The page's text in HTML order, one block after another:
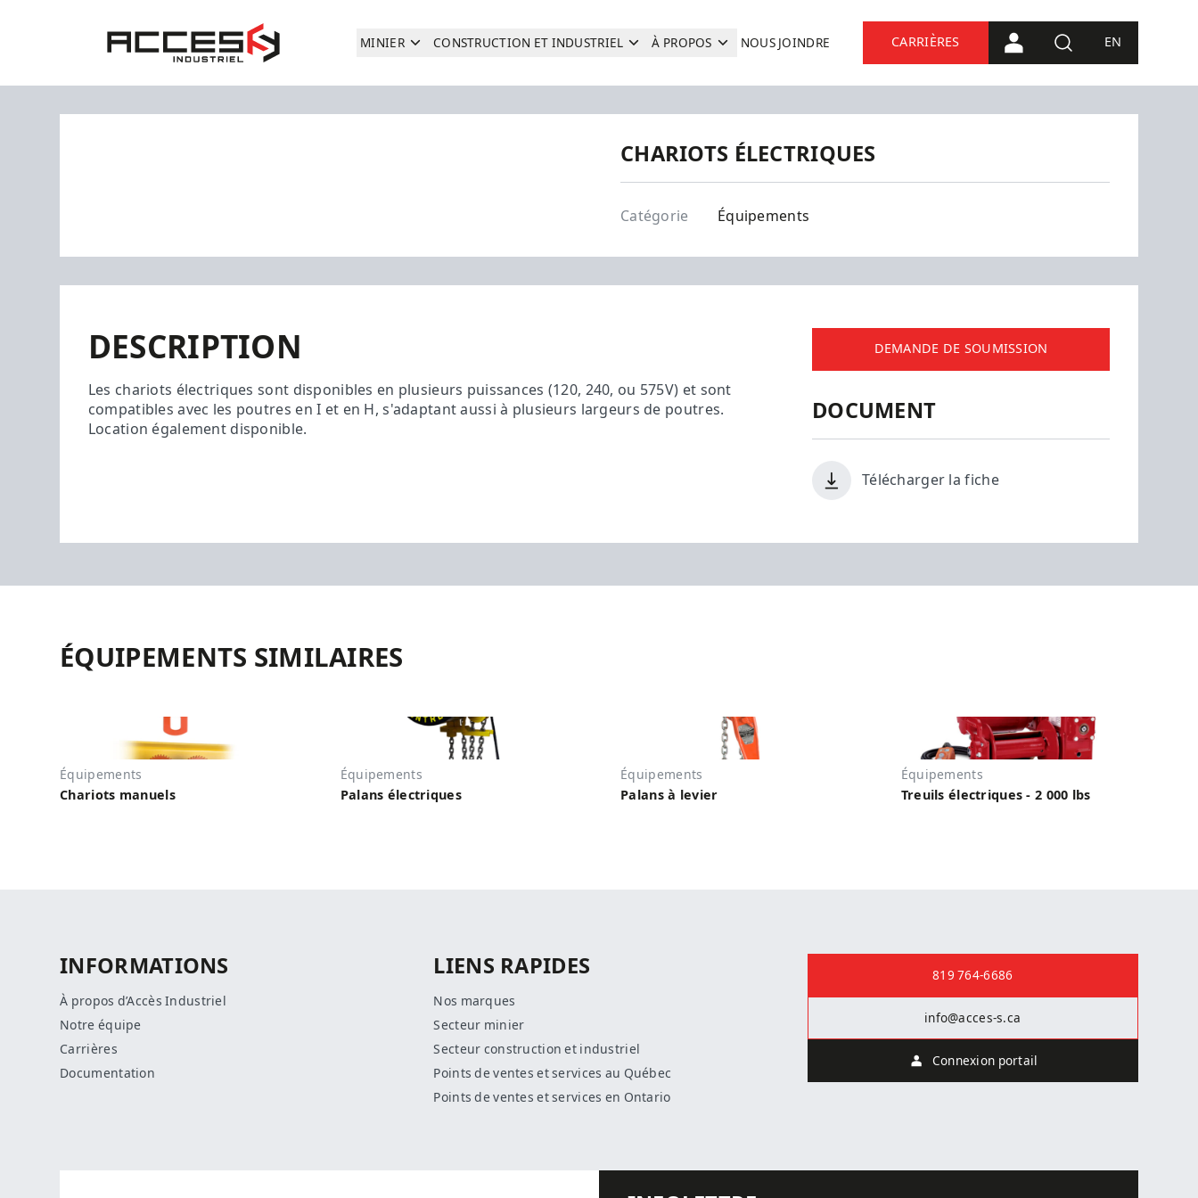
Accès Industriel
MINIER CONSTRUCTION ET INDUSTRIEL À PROPOS NOUS JOINDRE CARRIÈRES CONNEXION PORTAIL
RECHERCHE
EN
CHARIOTS ÉLECTRIQUES
Équipements
Catégorie
Équipements
DESCRIPTION
Les chariots électriques sont disponibles en plusieurs puissances (120, 240, ou 575V) et sont
compatibles avec les poutres en I et en H, s'adaptant aussi à plusieurs largeurs de poutres.
Location également disponible.
DEMANDE DE SOUMISSION
DOCUMENT
Télécharger la fiche
ÉQUIPEMENTS SIMILAIRES
Équipements
Chariots manuels
Équipements
Palans électriques
Équipements
Palans à levier
Équipements
Treuils électriques - 2 000 lbs
INFORMATIONS
À propos d’Accès Industriel
Notre équipe
Carrières
Documentation
LIENS RAPIDES
Nos marques
Secteur minier
Secteur construction et industriel
Points de ventes et services au Québec
Points de ventes et services en Ontario
819 764-6686
info@acces-s.ca
Connexion portail